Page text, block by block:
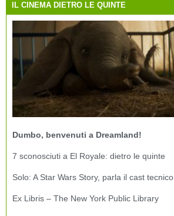
IL CINEMA DIETRO LE QUINTE
Dumbo, benvenuti a Dreamland!
7 sconosciuti a El Royale: dietro le quinte
Solo: A Star Wars Story, parla il cast tecnico
Ex Libris – The New York Public Library